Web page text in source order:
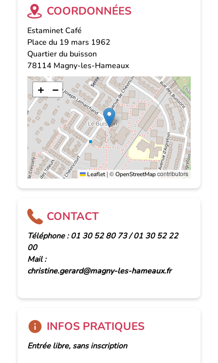
COORDONNÉES
Estaminet Café
Place du 19 mars 1962
Quartier du buisson
78114 Magny-les-Hameaux
+ −
Leaflet | ©OpenStreetMapcontributors
CONTACT
Téléphone : 01 30 52 80 73 / 01 30 52 22
00
Mail :
christine.gerard@magny-les-hameaux.fr
INFOS PRATIQUES
Entrée libre, sans inscription